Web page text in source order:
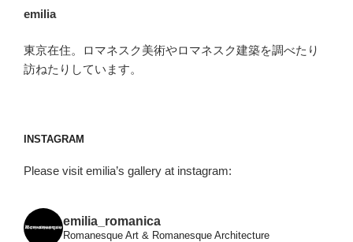
ン
emilia
東京在住。ロマネスク美術やロマネスク建築を調べたり
訪ねたりしています。
INSTAGRAM
Please visit emilia’s gallery at instagram:
emilia_romanica
Romanesque Art & Romanesque Architecture